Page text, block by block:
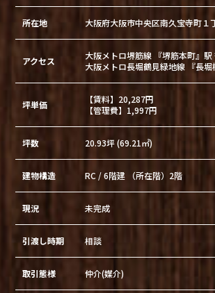
所在地 大阪府大阪市中央区南久宝寺町１
アクセス
大阪メトロ堺筋線 『堺筋本町』駅
大阪メトロ長堀鶴見緑地線 『長
坪単価
【賃料】20,287円
【管理費】1,997円
坪数 20.93坪 (69.21㎡)
建物構造 RC / 6階建 （所在階）2階
現況 未完成
引渡し時期 相談
取引態様 仲介(媒介)